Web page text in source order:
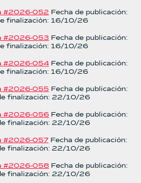
#2026-052 Fecha de publicación:
finalización: 16/10/26
#2026-053 Fecha de publicación:
finalización: 16/10/26
#2026-054 Fecha de publicación:
finalización: 16/10/26
#2026-055 Fecha de publicación:
finalización: 22/10/26
#2026-056 Fecha de publicación:
finalización: 22/10/26
#2026-057 Fecha de publicación:
finalización: 22/10/26
#2026-058 Fecha de publicación:
finalización: 22/10/26